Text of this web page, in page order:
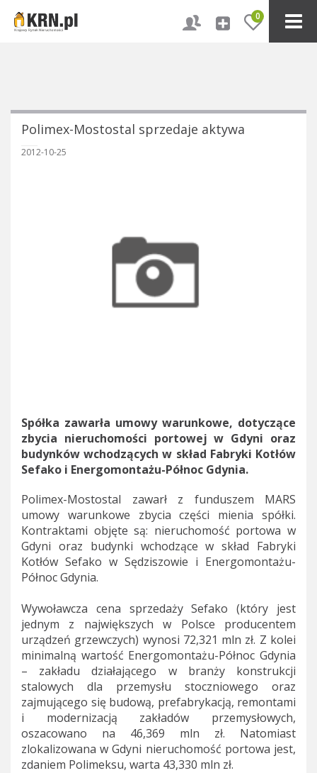
0
Polimex-Mostostal sprzedaje aktywa
2012-10-25
Spółka zawarła umowy warunkowe, dotyczące
zbycia nieruchomości portowej w Gdyni oraz
budynków wchodzących w skład Fabryki Kotłów
Sefako i Energomontażu-Północ Gdynia.
Polimex-Mostostal zawarł z funduszem MARS
umowy warunkowe zbycia części mienia spółki.
Kontraktami objęte są: nieruchomość portowa w
Gdyni oraz budynki wchodzące w skład Fabryki
Kotłów Sefako w Sędziszowie i Energomontażu-
Północ Gdynia.
Wywoławcza cena sprzedaży Sefako (który jest
jednym z największych w Polsce producentem
urządzeń grzewczych) wynosi 72,321 mln zł. Z kolei
minimalną wartość Energomontażu-Północ Gdynia
– zakładu działającego w branży konstrukcji
stalowych dla przemysłu stoczniowego oraz
zajmującego się budową, prefabrykacją, remontami
i modernizacją zakładów przemysłowych,
oszacowano na 46,369 mln zł. Natomiast
zlokalizowana w Gdyni nieruchomość portowa jest,
zdaniem Polimeksu, warta 43,330 mln zł.